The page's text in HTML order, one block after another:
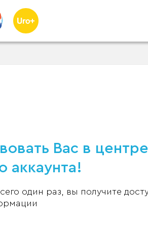
Вас в
аккаунта!
один раз, вы получите